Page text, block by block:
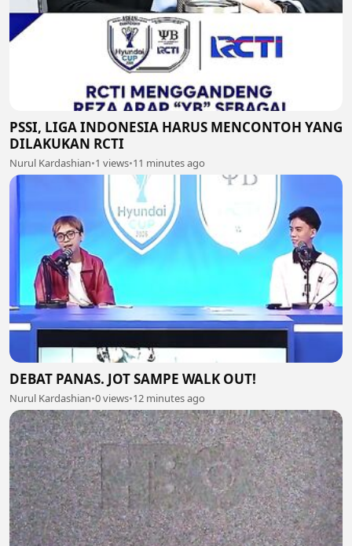
PSSI, LIGA INDONESIA HARUS MENCONTOH YANG
DILAKUKAN RCTI
Nurul Kardashian•1 views•11 minutes ago
DEBAT PANAS. JOT SAMPE WALK OUT!
Nurul Kardashian•0 views•12 minutes ago